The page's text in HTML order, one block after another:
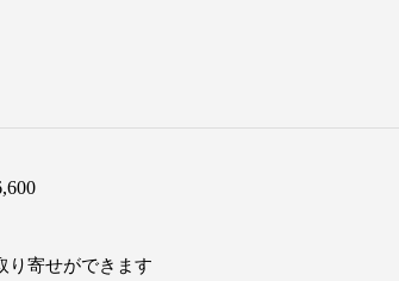
り寄せができます